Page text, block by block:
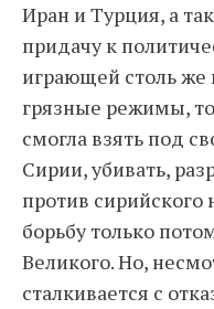
Иран и Турция, а
придачу к
играющей столь же
грязные режимы,
смогла взять под
Сирии, убивать,
против
борьбу только
Великого. Но,
сталкивается с